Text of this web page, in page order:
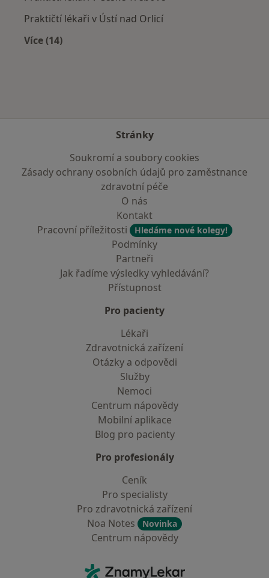
Praktičtí lékaři v Ústí nad Orlicí
Více (14)
Stránky
Soukromí a soubory cookies
Zásady ochrany osobních údajů pro zaměstnance
zdravotní péče
O nás
Kontakt
Pracovní příležitosti
Hledáme nové kolegy!
Podmínky
Partneři
Jak řadíme výsledky vyhledávání?
Přístupnost
Pro pacienty
Lékaři
Zdravotnická zařízení
Otázky a odpovědi
Služby
Nemoci
Centrum nápovědy
Mobilní aplikace
Blog pro pacienty
Pro profesionály
Ceník
Pro specialisty
Pro zdravotnická zařízení
Noa Notes
Novinka
Centrum nápovědy
ZnamyLekar - Hlavní stránka